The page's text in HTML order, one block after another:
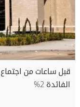
قبل ساعات من
الفائدة 2%